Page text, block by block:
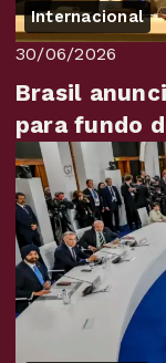
Internacional
30/06/2026
Brasil
para fundo